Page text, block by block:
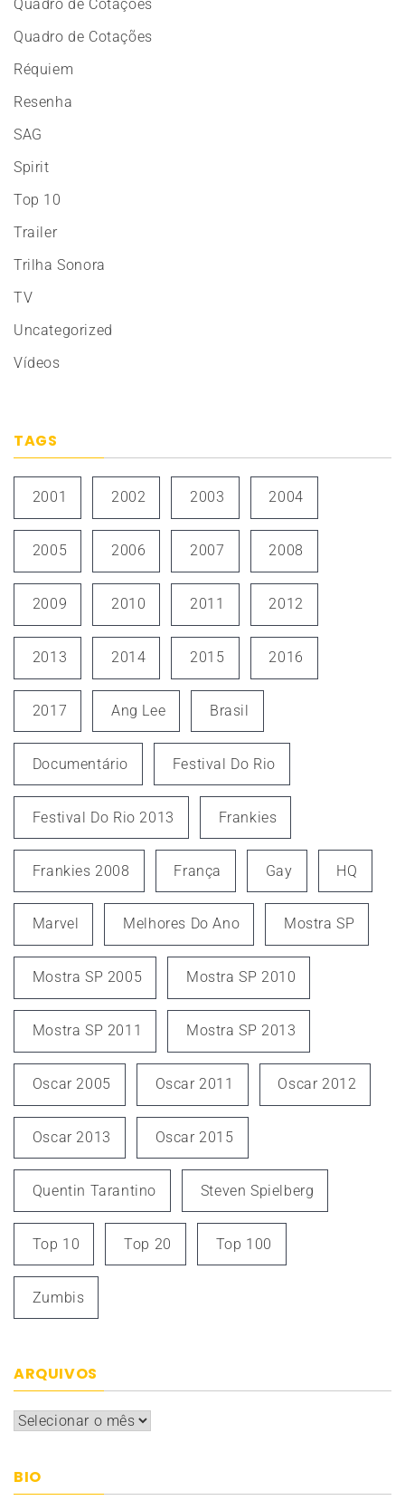
Quadro de Cotações
Quadro de Cotações
Réquiem
Resenha
SAG
Spirit
Top 10
Trailer
Trilha Sonora
TV
Uncategorized
Vídeos
TAGS
2001 2002 2003 2004
2005 2006 2007 2008
2009 2010 2011 2012
2013 2014 2015 2016
2017 Ang Lee Brasil
Documentário Festival Do Rio
Festival Do Rio 2013 Frankies
Frankies 2008 França Gay HQ
Marvel Melhores Do Ano Mostra SP
Mostra SP 2005 Mostra SP 2010
Mostra SP 2011 Mostra SP 2013
Oscar 2005 Oscar 2011 Oscar 2012
Oscar 2013 Oscar 2015
Quentin Tarantino Steven Spielberg
Top 10 Top 20 Top 100
Zumbis
ARQUIVOS
Arquivos
BIO